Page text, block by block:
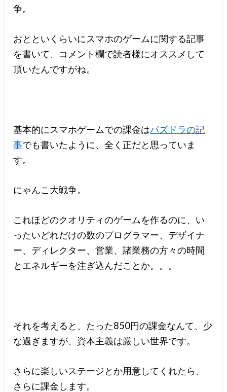
争。
おとといくらいにスマホのゲームに関する記事
を書いて、コメント欄で読者様にオススメして
頂いたんですがね。
基本的にスマホゲームでの課金はパズドラの記
事でも書いたように、全く正だと思っていま
す。
にゃんこ大戦争。
これほどのクオリティのゲームを作るのに、い
ったいどれだけの数のプログラマー、デザイナ
ー、ディレクター、営業、諸業務の方々の時間
とエネルギーを注ぎ込んだことか。。。
それを考えると、たった850円の課金なんて、少
な過ぎますが、資本主義は厳しい世界です。
さらに楽しいステージとか用意してくれたら、
さらに課金します。